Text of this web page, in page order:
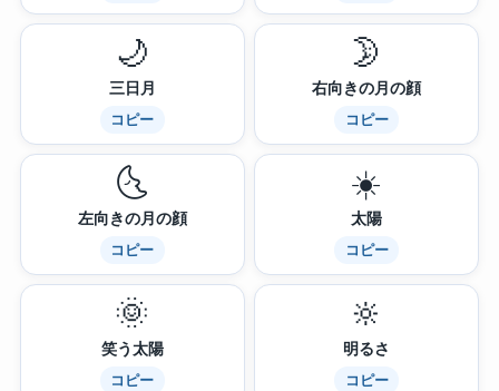
🌙
三日月
コピー
🌛
右向きの月の顔
コピー
🌜
左向きの月の顔
コピー
☀️
太陽
コピー
🌞
笑う太陽
コピー
🔆
明るさ
コピー